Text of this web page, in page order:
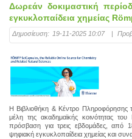
Δωρεάν δοκιμαστική
εγκυκλοπαίδεια χημείας
Δημοσίευση: 19-11-2025 10:07 |
Η Βιβλιοθήκη & Κέντρο Πληροφόρησης
μέλη της ακαδημαϊ­κής κοινότητας του
πρόσβαση για τρεις εβδομάδες, από
ψηφιακή εγκυκλοπαίδεια χημείας και